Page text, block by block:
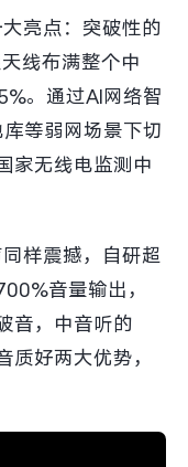
亮点：突破性的
线布满整个中
。通过AI网络智
等弱网场景下切
家无线电监测中
样震撼，自研超
音量输出，
音，中音听的
质好两大优势，